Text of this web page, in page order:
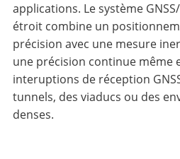
applications. Le système
étroit combine un
précision avec une mesure
une précision continue même
interuptions de réception
tunnels, des viaducs ou des
denses.